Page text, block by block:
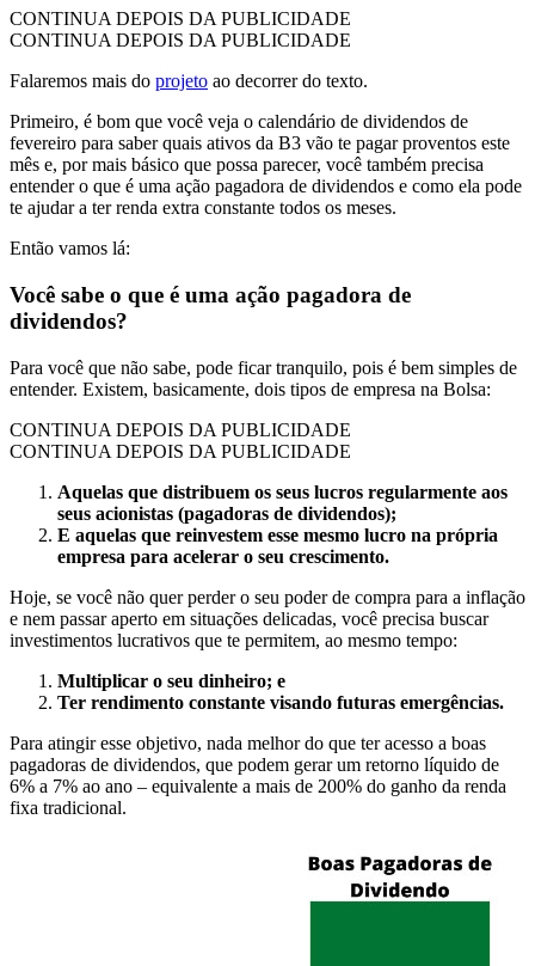
CONTINUA DEPOIS DA PUBLICIDADE
CONTINUA DEPOIS DA PUBLICIDADE
Falaremos mais do projeto ao decorrer do texto.
Primeiro, é bom que você veja o calendário de dividendos de
fevereiro para saber quais ativos da B3 vão te pagar proventos este
mês e, por mais básico que possa parecer, você também precisa
entender o que é uma ação pagadora de dividendos e como ela pode
te ajudar a ter renda extra constante todos os meses.
Então vamos lá:
Você sabe o que é uma ação pagadora de
dividendos?
Para você que não sabe, pode ficar tranquilo, pois é bem simples de
entender. Existem, basicamente, dois tipos de empresa na Bolsa:
CONTINUA DEPOIS DA PUBLICIDADE
CONTINUA DEPOIS DA PUBLICIDADE
Aquelas que distribuem os seus lucros regularmente aos
seus acionistas (pagadoras de dividendos);
E aquelas que reinvestem esse mesmo lucro na própria
empresa para acelerar o seu crescimento.
Hoje, se você não quer perder o seu poder de compra para a inflação
e nem passar aperto em situações delicadas, você precisa buscar
investimentos lucrativos que te permitem, ao mesmo tempo:
Multiplicar o seu dinheiro; e
Ter rendimento constante visando futuras emergências.
Para atingir esse objetivo, nada melhor do que ter acesso a boas
pagadoras de dividendos, que podem gerar um retorno líquido de
6% a 7% ao ano – equivalente a mais de 200% do ganho da renda
fixa tradicional.